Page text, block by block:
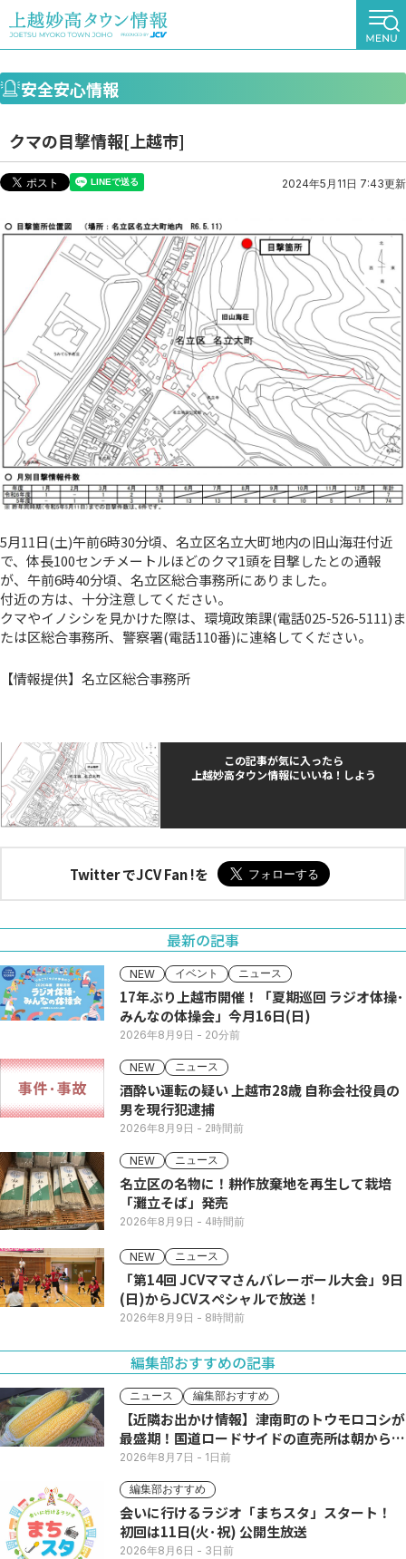
安全安心情報
クマの目撃情報[上越市]
2024年5月11日 7:43更新
5月11日(土)午前6時30分頃、名立区名立大町地内の旧山海荘付近
で、体長100センチメートルほどのクマ1頭を目撃したとの通報
が、午前6時40分頃、名立区総合事務所にありました。
付近の方は、十分注意してください。
クマやイノシシを見かけた際は、環境政策課(電話025-526-5111)ま
たは区総合事務所、警察署(電話110番)に連絡してください。
【情報提供】名立区総合事務所
この記事が気に入ったら
上越妙高タウン情報にいいね！しよう
Twitter でJCV Fan !を
最新の記事
NEW イベント ニュース
17年ぶり上越市開催！「夏期巡回 ラジオ体操･
みんなの体操会」今月16日(日)
2026年8月9日 - 20分前
NEW ニュース
酒酔い運転の疑い 上越市28歳 自称会社役員の
男を現行犯逮捕
2026年8月9日 - 2時間前
NEW ニュース
名立区の名物に！耕作放棄地を再生して栽培
「灘立そば」発売
2026年8月9日 - 4時間前
NEW ニュース
「第14回 JCVママさんバレーボール大会」9日
(日)からJCVスペシャルで放送！
2026年8月9日 - 8時間前
編集部おすすめの記事
ニュース 編集部おすすめ
【近隣お出かけ情報】津南町のトウモロコシが
最盛期！国道ロードサイドの直売所は朝から長
い列
2026年8月7日 - 1日前
編集部おすすめ
会いに行けるラジオ「まちスタ」スタート！
初回は11日(火･祝) 公開生放送
2026年8月6日 - 3日前